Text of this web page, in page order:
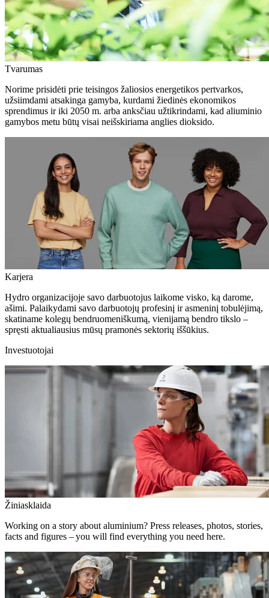
Tvarumas
Norime prisidėti prie teisingos žaliosios energetikos pertvarkos,
užsiimdami atsakinga gamyba, kurdami žiedinės ekonomikos
sprendimus ir iki 2050 m. arba anksčiau užtikrindami, kad aliuminio
gamybos metu būtų visai neišskiriama anglies dioksido.
Karjera
Hydro organizacijoje savo darbuotojus laikome visko, ką darome,
ašimi. Palaikydami savo darbuotojų profesinį ir asmeninį tobulėjimą,
skatiname kolegų bendruomeniškumą, vienijamą bendro tikslo –
spręsti aktualiausius mūsų pramonės sektorių iššūkius.
Investuotojai
Žiniasklaida
Working on a story about aluminium? Press releases, photos, stories,
facts and figures – you will find everything you need here.